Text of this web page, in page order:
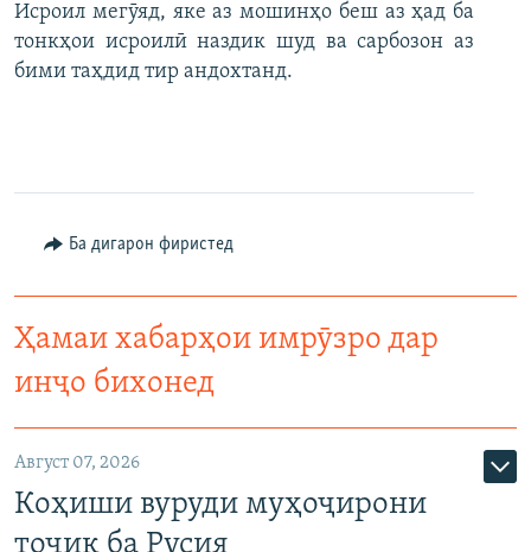
Исроил мегӯяд, яке аз мошинҳо беш аз ҳад ба
тонкҳои исроилӣ наздик шуд ва сарбозон аз
бими таҳдид тир андохтанд.
Ба дигарон фиристед
Ҳамаи хабарҳои имрӯзро дар
инҷо бихонед
Август 07, 2026
Коҳиши вуруди муҳоҷирони
тоҷик ба Русия